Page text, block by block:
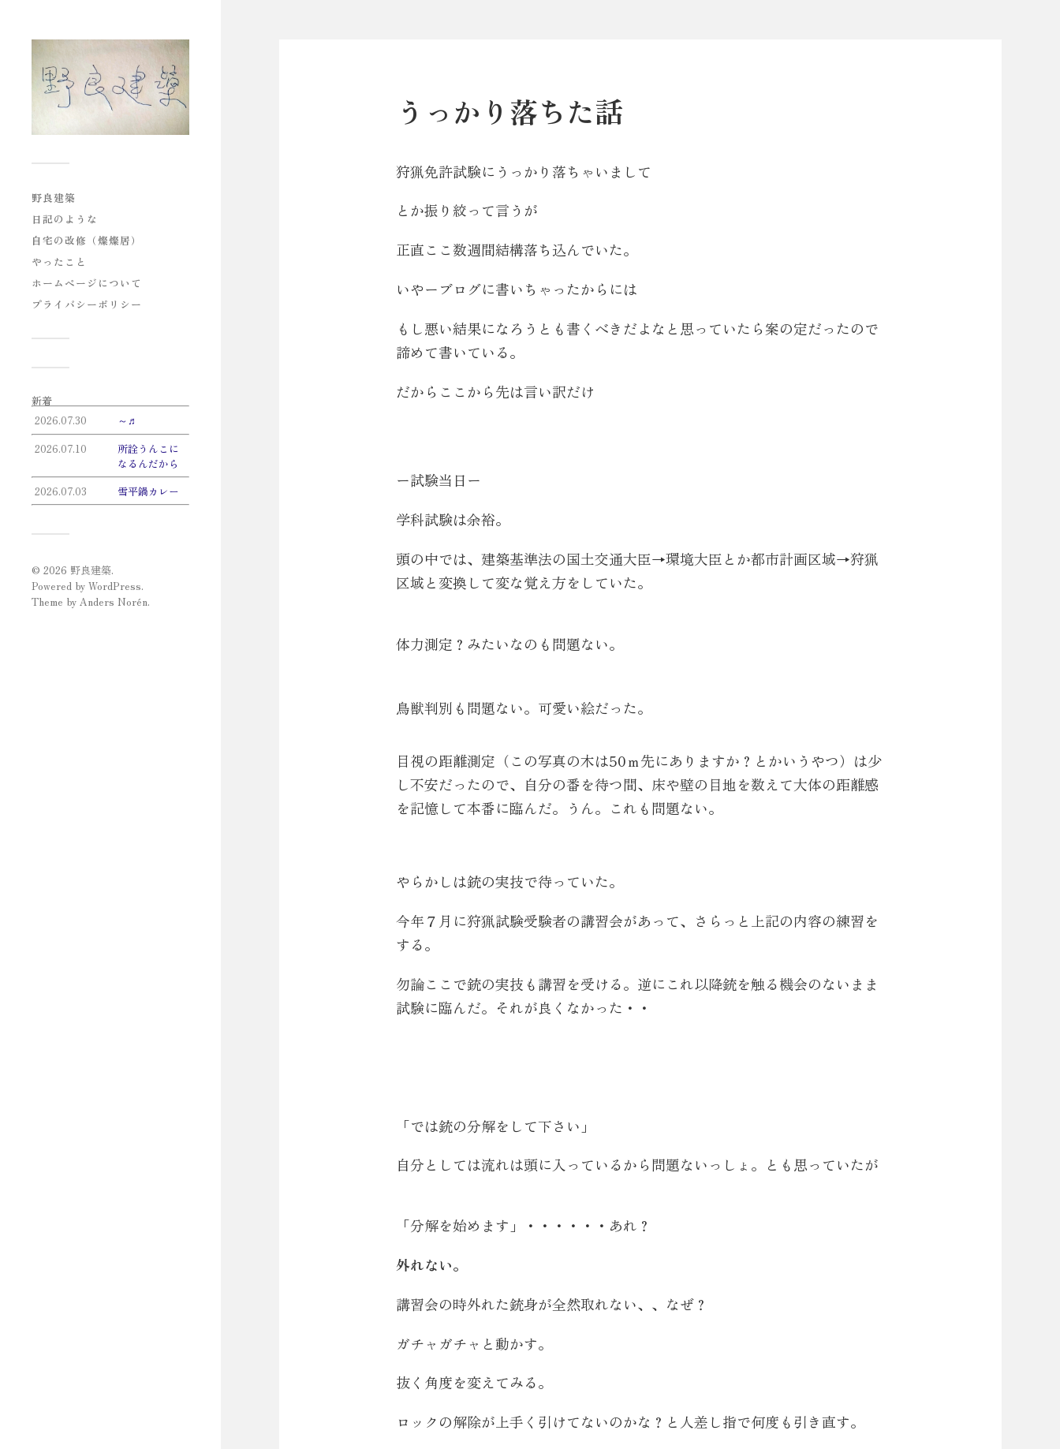
野良建築
日記のような
自宅の改修（燦燦居）
やったこと
ホームページについて
プライバシーポリシー
新着
2026.07.30
～♬
2026.07.10
所詮うんこに
なるんだから
2026.07.03
雪平鍋カレー
© 2026 野良建築.
Powered by WordPress.
Theme by Anders Norén.
うっかり落ちた話
狩猟免許試験にうっかり落ちゃいまして
とか振り絞って言うが
正直ここ数週間結構落ち込んでいた。
いやーブログに書いちゃったからには
もし悪い結果になろうとも書くべきだよなと思っていたら案の定だったので
諦めて書いている。
だからここから先は言い訳だけ
ー試験当日ー
学科試験は余裕。
頭の中では、建築基準法の国土交通大臣→環境大臣とか都市計画区域→狩猟
区域と変換して変な覚え方をしていた。
体力測定？みたいなのも問題ない。
鳥獣判別も問題ない。可愛い絵だった。
目視の距離測定（この写真の木は50ｍ先にありますか？とかいうやつ）は少
し不安だったので、自分の番を待つ間、床や壁の目地を数えて大体の距離感
を記憶して本番に臨んだ。うん。これも問題ない。
やらかしは銃の実技で待っていた。
今年７月に狩猟試験受験者の講習会があって、さらっと上記の内容の練習を
する。
勿論ここで銃の実技も講習を受ける。逆にこれ以降銃を触る機会のないまま
試験に臨んだ。それが良くなかった・・
「では銃の分解をして下さい」
自分としては流れは頭に入っているから問題ないっしょ。とも思っていたが
「分解を始めます」・・・・・・あれ？
外れない。
講習会の時外れた銃身が全然取れない、、なぜ？
ガチャガチャと動かす。
抜く角度を変えてみる。
ロックの解除が上手く引けてないのかな？と人差し指で何度も引き直す。